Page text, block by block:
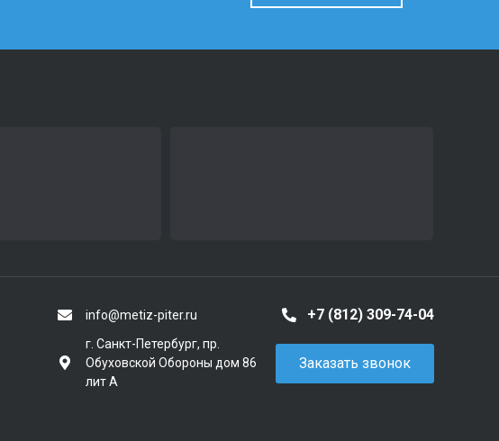
info@metiz-piter.ru +7 (812) 309-74-04
г. Санкт-Петербург, пр.
Обуховской Обороны дом 86
лит А
Заказать звонок